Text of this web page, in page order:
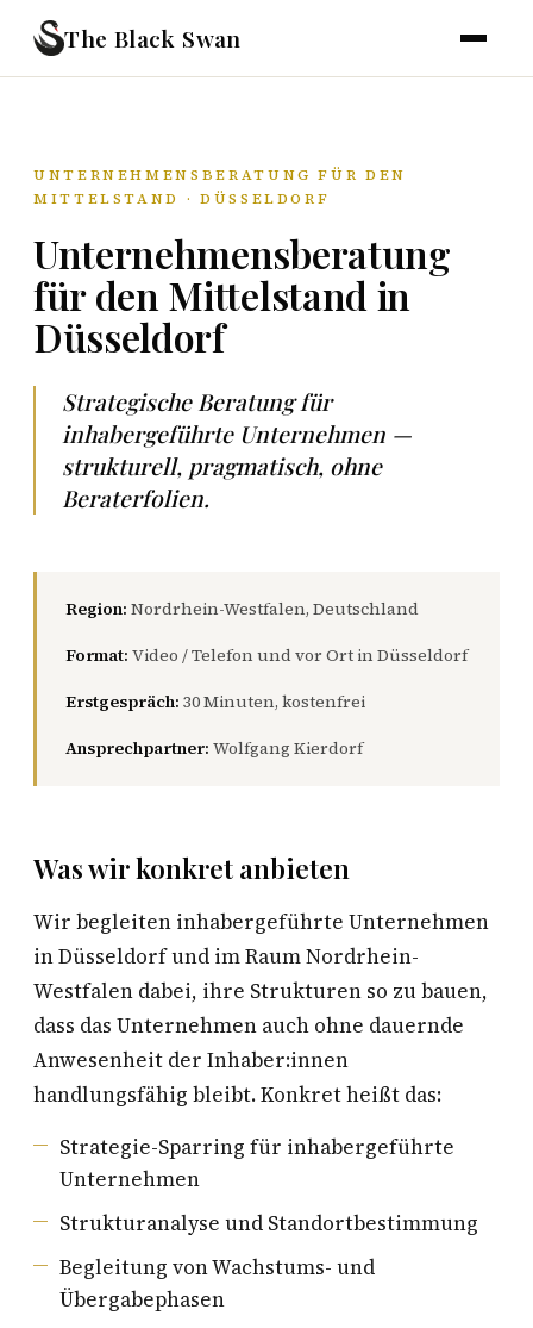
The Black Swan
UNTERNEHMENSBERATUNG FÜR DEN
MITTELSTAND · DÜSSELDORF
Unternehmensberatung
für den Mittelstand in
Düsseldorf
Strategische Beratung für
inhabergeführte Unternehmen —
strukturell, pragmatisch, ohne
Beraterfolien.
Region: Nordrhein-Westfalen, Deutschland
Format: Video / Telefon und vor Ort in Düsseldorf
Erstgespräch: 30 Minuten, kostenfrei
Ansprechpartner: Wolfgang Kierdorf
Was wir konkret anbieten
Wir begleiten inhabergeführte Unternehmen
in Düsseldorf und im Raum Nordrhein-
Westfalen dabei, ihre Strukturen so zu bauen,
dass das Unternehmen auch ohne dauernde
Anwesenheit der Inhaber:innen
handlungsfähig bleibt. Konkret heißt das:
Strategie-Sparring für inhabergeführte
Unternehmen
Strukturanalyse und Standortbestimmung
Begleitung von Wachstums- und
Übergabephasen